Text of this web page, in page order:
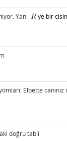
Yani R
R ye bir
Elbette
doğru tabii